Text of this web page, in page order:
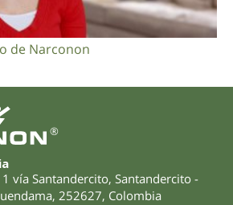
de Narconon
®
vía Santandercito, Santandercito -
, 252627, Colombia